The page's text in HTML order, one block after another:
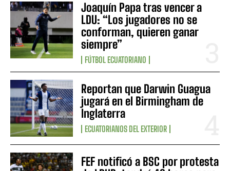
Joaquín Papa tras vencer a
LDU: “Los jugadores no se
conforman, quieren ganar
siempre”
FÚTBOL ECUATORIANO
Reportan que Darwin Guagua
jugará en el Birmingham de
Inglaterra
ECUATORIANOS DEL EXTERIOR
FEF notificó a BSC por protesta